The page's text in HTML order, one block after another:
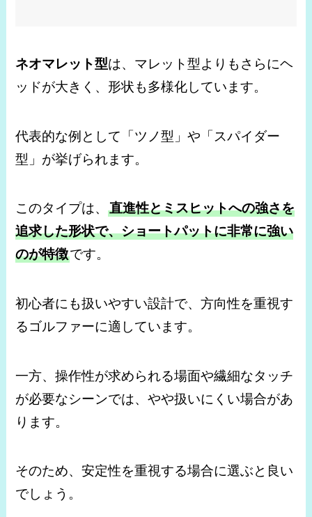
ネオマレット型は、マレット型よりもさらにヘ
ッドが大きく、形状も多様化しています。
代表的な例として「ツノ型」や「スパイダー
型」が挙げられます。
このタイプは、直進性とミスヒットへの強さを
追求した形状で、ショートパットに非常に強い
のが特徴です。
初心者にも扱いやすい設計で、方向性を重視す
るゴルファーに適しています。
一方、操作性が求められる場面や繊細なタッチ
が必要なシーンでは、やや扱いにくい場合があ
ります。
そのため、安定性を重視する場合に選ぶと良い
でしょう。